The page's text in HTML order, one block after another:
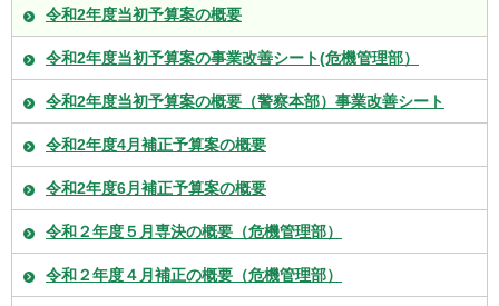
令和2年度当初予算案の概要
令和2年度当初予算案の事業改善シート(危機管理部）
令和2年度当初予算案の概要（警察本部）事業改善シート
令和2年度4月補正予算案の概要
令和2年度6月補正予算案の概要
令和２年度５月専決の概要（危機管理部）
令和２年度４月補正の概要（危機管理部）